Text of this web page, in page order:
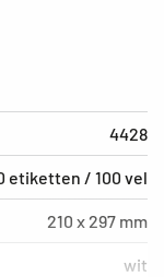
4428
etiketten / 100 vel
210 x 297 mm
wit